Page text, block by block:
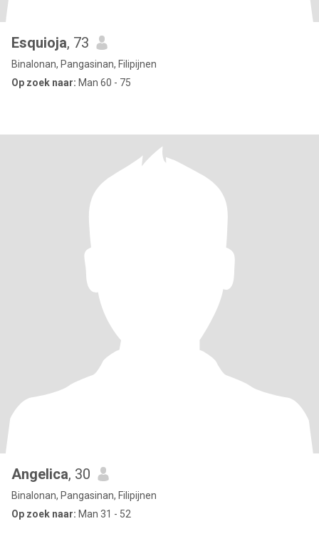
Esquioja, 73
Binalonan, Pangasinan, Filipijnen
Op zoek naar: Man 60 - 75
Angelica, 30
Binalonan, Pangasinan, Filipijnen
Op zoek naar: Man 31 - 52